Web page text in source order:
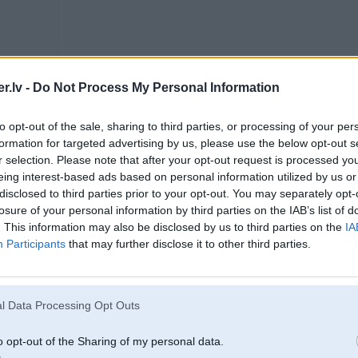
- Do Not Process My Personal Information
opt-out of the sale, sharing to third parties, or processing of your
for targeted advertising by us, please use the below opt-out
selection. Please note that after your opt-out request is processed
interest-based ads based on personal information utilized by us
to third parties prior to your opt-out. You may separately
of your personal information by third parties on the IAB’s list of
This information may also be disclosed by us to third parties on the
Participants that may further disclose it to other third parties.
Data Processing Opt Outs
opt-out of the Sharing of my personal data.
26. Jan 2010, 19:46
BMW
nav jau topiks par to kurs gudraks kurs nav,bet kur ta lieta kapec ta un
jautajumu.kapec beidzas degviela tad kad bakas otra puse vel ir degviela
mierigu celu.ja piesledzot pie kompja rada ka viss oki.???
26. Jan 2010, 19:46
Nu tev atliek tikai viens variants - pieliet pilnu baaku un katru otro dienu
jo remontet jau izskatas tu netaisies, tik vari to vien ka cept jaunus un